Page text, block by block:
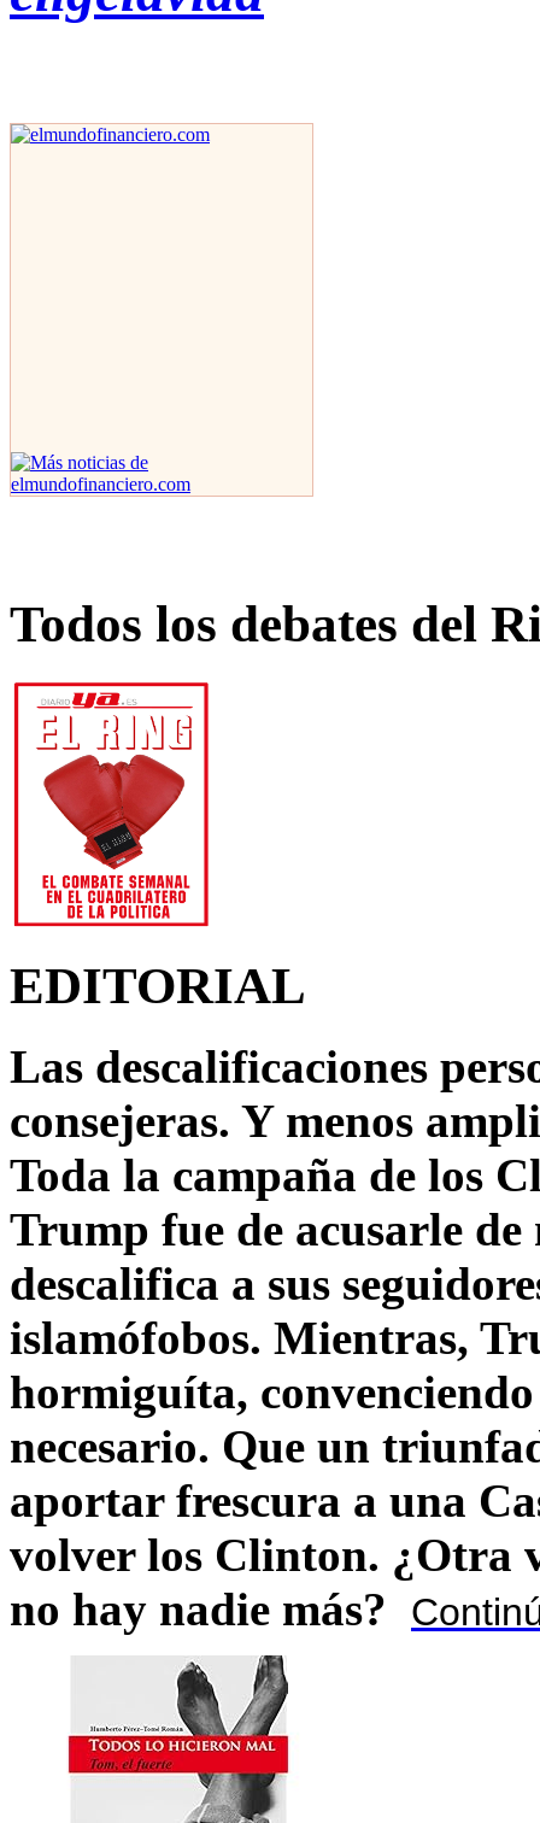
Todos los debates del
EDITORIAL
Las descalificaciones
consejeras. Y menos
Toda la campaña de los
Trump fue de acusarle
descalifica a sus
islamófobos. Mientras,
hormiguíta,
necesario. Que un
aportar frescura a una
volver los Clinton. ¿Otra
no hay nadie más?